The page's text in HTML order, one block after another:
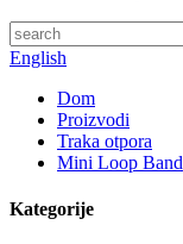
English
Dom
Proizvodi
Traka otpora
Mini Loop Band
Kategorije